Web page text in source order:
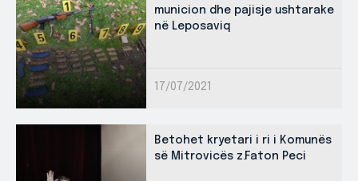
municion dhe pajisje ushtarake
në Leposaviq
17/07/2021
Betohet kryetari i ri i Komunës
së Mitrovicës z.Faton Peci